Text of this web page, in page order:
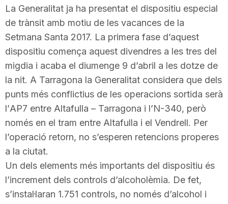
La Generalitat ja ha presentat el dispositiu especial
de trànsit amb motiu de les vacances de la
Setmana Santa 2017. La primera fase d’aquest
dispositiu comença aquest divendres a les tres del
migdia i acaba el diumenge 9 d’abril a les dotze de
la nit. A Tarragona la Generalitat considera que dels
punts més conflictius de les operacions sortida serà
l’AP7 entre Altafulla – Tarragona i l’N-340, però
només en el tram entre Altafulla i el Vendrell. Per
l’operació retorn, no s’esperen retencions properes
a la ciutat.
Un dels elements més importants del dispositiu és
l’increment dels controls d’alcoholèmia. De fet,
s’instal·laran 1.751 controls, no només d’alcohol i